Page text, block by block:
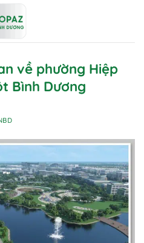
về phường Hiệp
Bình Dương